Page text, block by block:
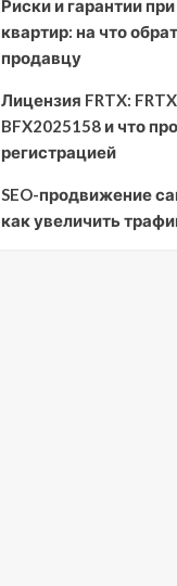
Риски и гарантии
квартир: на что
продавцу
Лицензия FRTX:
BFX2025158 и что
регистрацией
SEO-продвижение
как увеличить